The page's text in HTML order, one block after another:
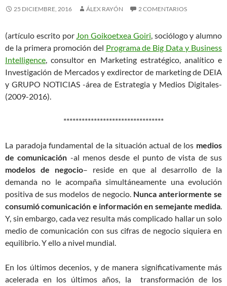
25 DICIEMBRE, 2016 ÁLEX RAYÓN 2 COMENTARIOS
(artículo escrito por Jon Goikoetxea Goiri, sociólogo y alumno
de la primera promoción del Programa de Big Data y Business
Intelligence, consultor en Marketing estratégico, analítico e
Investigación de Mercados y exdirector de marketing de DEIA
y GRUPO NOTICIAS -área de Estrategia y Medios Digitales-
(2009-2016).
*********************************
La paradoja fundamental de la situación actual de los medios
de comunicación -al menos desde el punto de vista de sus
modelos de negocio– reside en que al desarrollo de la
demanda no le acompaña simultáneamente una evolución
positiva de sus modelos de negocio. Nunca anteriormente se
consumió comunicación e información en semejante medida.
Y, sin embargo, cada vez resulta más complicado hallar un solo
medio de comunicación con sus cifras de negocio siquiera en
equilibrio. Y ello a nivel mundial.
En los últimos decenios, y de manera significativamente más
acelerada en los últimos años, la transformación de los